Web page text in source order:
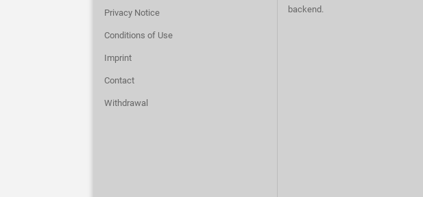
Privacy Notice
Conditions of Use
Imprint
Contact
Withdrawal
backend.